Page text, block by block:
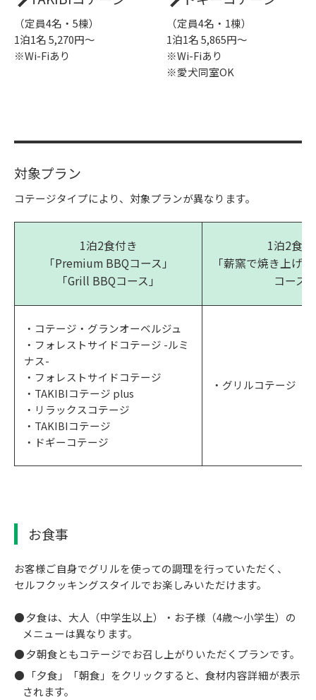
（定員4名・5棟）
1泊1名 5,270円～
※Wi-Fiあり
（定員4名・1棟）
1泊1名 5,865円～
※Wi-Fiあり
※愛犬同室OK
対象プラン
コテージタイプにより、対象プランが異なります。
1泊2食付き
「Premium BBQコース」
「Grill BBQコース」
1泊2食
「薪窯で焼き上げ
コース
・コテージ・グランオーベルジュ
・フォレストサイドコテージ -ルミ
ナス-
・フォレストサイドコテージ
・TAKIBIコテージ plus
・リラックスコテージ
・TAKIBIコテージ
・ドギーコテージ
・グリルコテージ
お食事
お客様ご自身でグリルを使っての調理を行っていただく、
セルフクッキングスタイルでお楽しみいただけます。
夕食は、大人（中学生以上）・お子様（4歳～小学生）の
メニューは異なります。
夕朝食ともコテージでお召し上がりいただくプランです。
「夕食」「朝食」をクリックすると、食材内容詳細が表示
されます。